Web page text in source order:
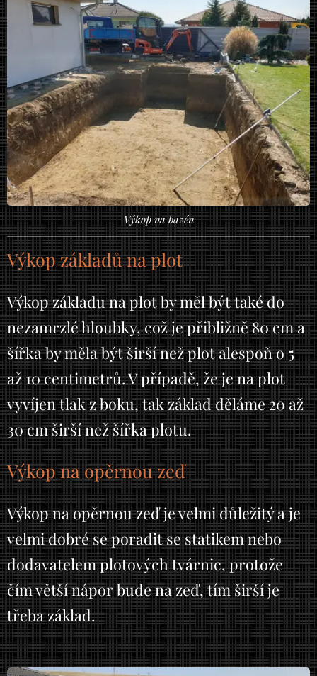
Výkop na bazén
Výkop základů na plot
Výkop základu na plot by měl být také do
nezamrzlé hloubky, což je přibližně 80 cm a
šířka by měla být širší než plot alespoň o 5
až 10 centimetrů. V případě, že je na plot
vyvíjen tlak z boku, tak základ děláme 20 až
30 cm širší než šířka plotu.
Výkop na opěrnou zeď
Výkop na opěrnou zeď je velmi důležitý a je
velmi dobré se poradit se statikem nebo
dodavatelem plotových tvárnic, protože
čím větší nápor bude na zeď, tím širší je
třeba základ.